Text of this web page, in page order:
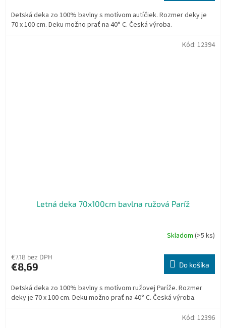
z
5
Detská deka zo 100% bavlny s motívom autíčiek. Rozmer deky je
70 x 100 cm. Deku možno prať na 40° C. Česká výroba.
Letná deka 70x100cm bavlna ružová Paríž
Skladom (>5 ks)
€7,18 bez DPH
€8,69 Do košíka
Detská deka zo 100% bavlny s motívom ružovej Paríže. Rozmer
deky je 70 x 100 cm. Deku možno prať na 40° C. Česká výroba.
Kód: 12394
Kód: 12396